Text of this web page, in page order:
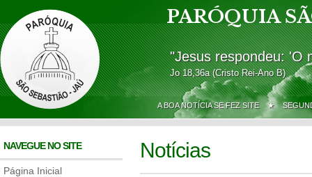
PARÓQUIA
"Jesus respondeu: 'O
Jo 18,36a (Cristo Rei-Ano B)
A BOA NOTÍCIA SE FEZ SITE ★
NAVEGUE NO SITE
Página Inicial
Notícias